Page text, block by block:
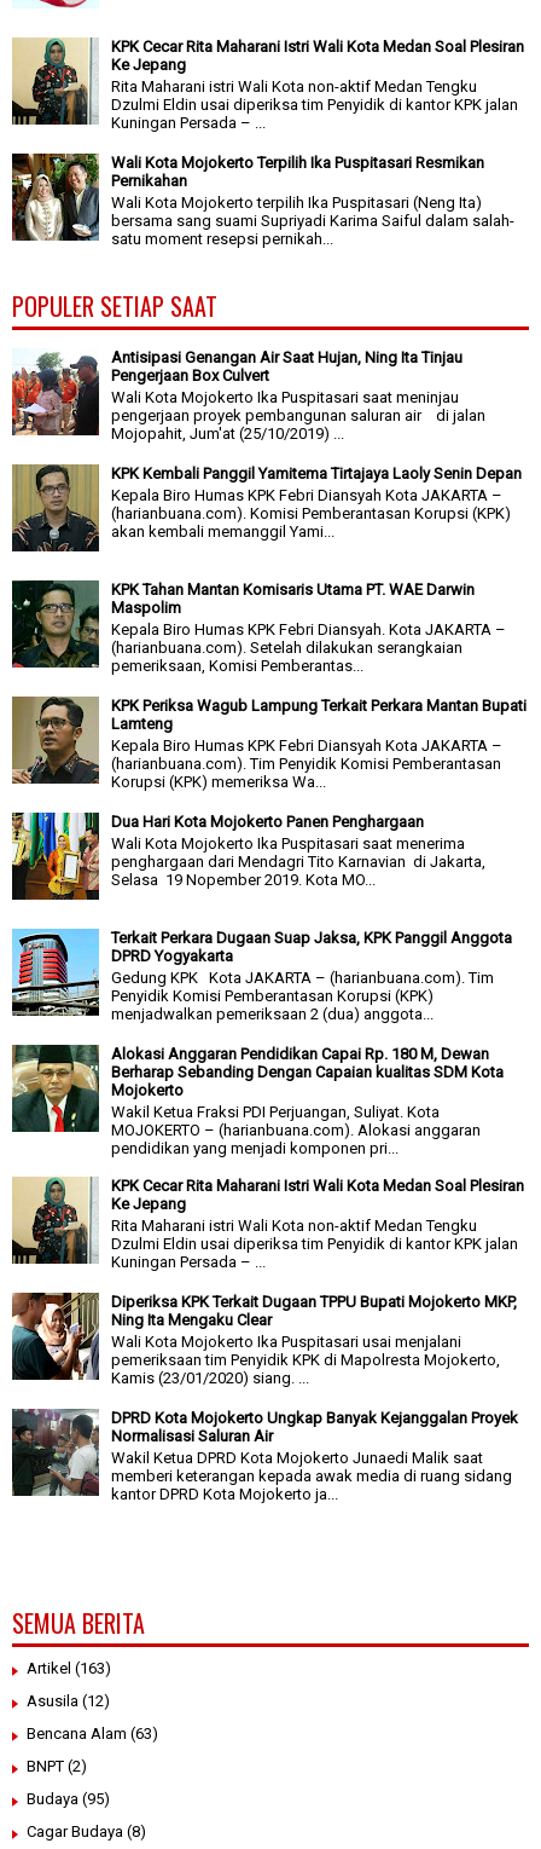
KPK Cecar Rita Maharani Istri Wali Kota Medan Soal Plesiran
Ke Jepang
Rita Maharani istri Wali Kota non-aktif Medan Tengku
Dzulmi Eldin usai diperiksa tim Penyidik di kantor KPK jalan
Kuningan Persada – ...
Wali Kota Mojokerto Terpilih Ika Puspitasari Resmikan
Pernikahan
Wali Kota Mojokerto terpilih Ika Puspitasari (Neng Ita)
bersama sang suami Supriyadi Karima Saiful dalam salah-
satu moment resepsi pernikah...
POPULER SETIAP SAAT
Antisipasi Genangan Air Saat Hujan, Ning Ita Tinjau
Pengerjaan Box Culvert
Wali Kota Mojokerto Ika Puspitasari saat meninjau
pengerjaan proyek pembangunan saluran air di jalan
Mojopahit, Jum'at (25/10/2019) ...
KPK Kembali Panggil Yamitema Tirtajaya Laoly Senin Depan
Kepala Biro Humas KPK Febri Diansyah Kota JAKARTA –
(harianbuana.com). Komisi Pemberantasan Korupsi (KPK)
akan kembali memanggil Yami...
KPK Tahan Mantan Komisaris Utama PT. WAE Darwin
Maspolim
Kepala Biro Humas KPK Febri Diansyah. Kota JAKARTA –
(harianbuana.com). Setelah dilakukan serangkaian
pemeriksaan, Komisi Pemberantas...
KPK Periksa Wagub Lampung Terkait Perkara Mantan Bupati
Lamteng
Kepala Biro Humas KPK Febri Diansyah Kota JAKARTA –
(harianbuana.com). Tim Penyidik Komisi Pemberantasan
Korupsi (KPK) memeriksa Wa...
Dua Hari Kota Mojokerto Panen Penghargaan
Wali Kota Mojokerto Ika Puspitasari saat menerima
penghargaan dari Mendagri Tito Karnavian di Jakarta,
Selasa 19 Nopember 2019. Kota MO...
Terkait Perkara Dugaan Suap Jaksa, KPK Panggil Anggota
DPRD Yogyakarta
Gedung KPK Kota JAKARTA – (harianbuana.com). Tim
Penyidik Komisi Pemberantasan Korupsi (KPK)
menjadwalkan pemeriksaan 2 (dua) anggota...
Alokasi Anggaran Pendidikan Capai Rp. 180 M, Dewan
Berharap Sebanding Dengan Capaian kualitas SDM Kota
Mojokerto
Wakil Ketua Fraksi PDI Perjuangan, Suliyat. Kota
MOJOKERTO – (harianbuana.com). Alokasi anggaran
pendidikan yang menjadi komponen pri...
KPK Cecar Rita Maharani Istri Wali Kota Medan Soal Plesiran
Ke Jepang
Rita Maharani istri Wali Kota non-aktif Medan Tengku
Dzulmi Eldin usai diperiksa tim Penyidik di kantor KPK jalan
Kuningan Persada – ...
Diperiksa KPK Terkait Dugaan TPPU Bupati Mojokerto MKP,
Ning Ita Mengaku Clear
Wali Kota Mojokerto Ika Puspitasari usai menjalani
pemeriksaan tim Penyidik KPK di Mapolresta Mojokerto,
Kamis (23/01/2020) siang. ...
DPRD Kota Mojokerto Ungkap Banyak Kejanggalan Proyek
Normalisasi Saluran Air
Wakil Ketua DPRD Kota Mojokerto Junaedi Malik saat
memberi keterangan kepada awak media di ruang sidang
kantor DPRD Kota Mojokerto ja...
SEMUA BERITA
Artikel (163)
Asusila (12)
Bencana Alam (63)
BNPT (2)
Budaya (95)
Cagar Budaya (8)